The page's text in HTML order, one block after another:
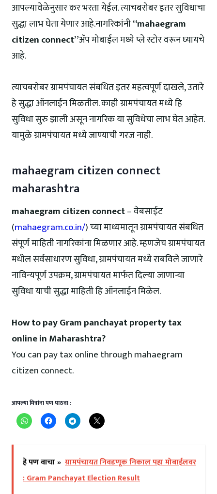
आपल्यावेळेनुसार कर भरता येईल. त्याचबरोबर इतर सुविधाचा
सुद्धा लाभ घेता येणार आहे.नागरिकांनी“mahaegram
citizen connect”ॲप मोबाईल मध्ये प्ले स्टोर वरून घ्यायचे
आहे.
त्याचबरोबर ग्रामपंचायत संबधित इतर महत्वपूर्ण दाखले, उतारे
हे सुद्धा ऑनलाईन मिळतील. काही ग्रामपंचायत मध्ये हि
सुविधा सुरु झाली असून नागरिक या सुविधेचा लाभ घेत आहेत.
यामुळे ग्रामपंचायत मध्ये जाण्याची गरज नाही.
mahaegram citizen connect
maharashtra
mahaegram citizen connect– वेबसाईट
(mahaegram.co.in/) च्या माध्यमातून ग्रामपंचायत संबधित
संपूर्ण माहिती नागरिकांना मिळणार आहे. म्हणजेच ग्रामपंचायत
मधील सर्वसाधारण सुविधा, ग्रामपंचायत मध्ये राबविले जाणारे
नाविन्यपूर्ण उपक्रम, ग्रामपंचायत मार्फत दिल्या जाणाऱ्या
सुविधा याची सुद्धा माहिती हि ऑनलाईन मिळेल.
How to pay Gram panchayat property tax
online in Maharashtra?
You can pay tax online through mahaegram
citizen connect.
आपल्या मित्रांना पण पाठवा :
हे पण वाचा » ग्रामपंचायत निवडणूक निकाल पहा मोबाईलवर
: Gram Panchayat Election Result